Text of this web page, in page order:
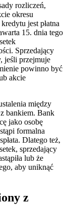
rozliczeń,
okresu
jest płatna
15. dnia tego
Sprzedający
jeśli przejmuje
powinno być
akcie
między
bankiem. Bank
jako osobę
formalna
Dlatego też,
sprzedający
lub że
aby uniknąć
z